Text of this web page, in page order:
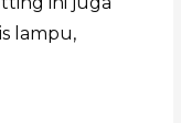
lampu,